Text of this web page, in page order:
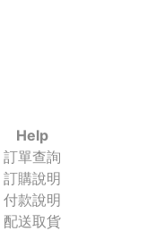
Help
訂單查詢
訂購說明
付款說明
配送取貨